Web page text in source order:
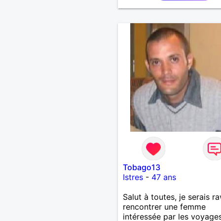
Tobago13
Istres- 47 ans
Salut à toutes, je serais
rencontrer une femme
intéressée par les